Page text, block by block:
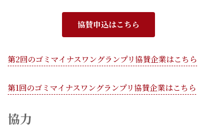
協賛申込はこちら
第2回のゴミマイナスワングランプリ協賛企業はこちら
第1回のゴミマイナスワングランプリ協賛企業はこちら
協力